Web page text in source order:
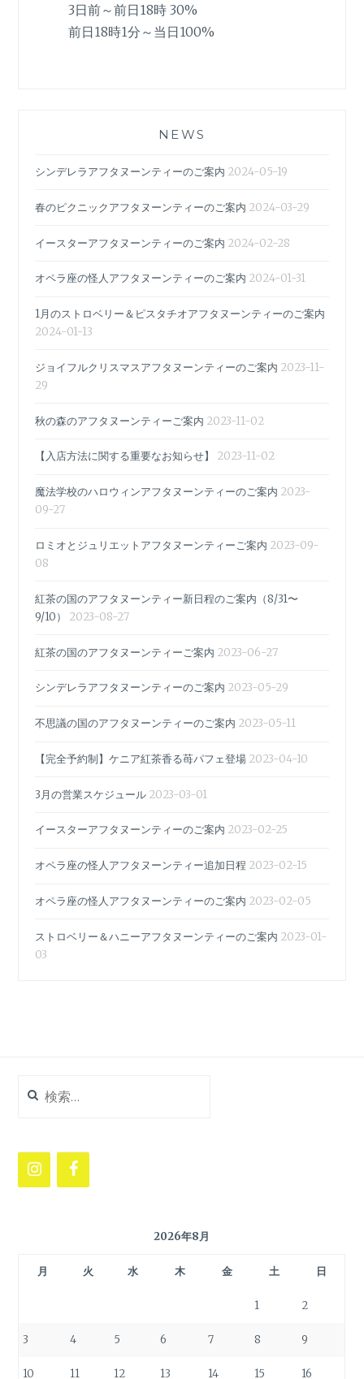
3日前～前日18時 30%
前日18時1分～当日100%
NEWS
シンデレラアフタヌーンティーのご案内 2024-05-19
春のピクニックアフタヌーンティーのご案内 2024-03-29
イースターアフタヌーンティーのご案内 2024-02-28
オペラ座の怪人アフタヌーンティーのご案内 2024-01-31
1月のストロベリー＆ピスタチオアフタヌーンティーのご案内
2024-01-13
ジョイフルクリスマスアフタヌーンティーのご案内 2023-11-
29
秋の森のアフタヌーンティーご案内 2023-11-02
【入店方法に関する重要なお知らせ】 2023-11-02
魔法学校のハロウィンアフタヌーンティーのご案内 2023-
09-27
ロミオとジュリエットアフタヌーンティーご案内 2023-09-
08
紅茶の国のアフタヌーンティー新日程のご案内（8/31〜
9/10）
2023-08-27
紅茶の国のアフタヌーンティーご案内 2023-06-27
シンデレラアフタヌーンティーのご案内 2023-05-29
不思議の国のアフタヌーンティーのご案内 2023-05-11
【完全予約制】ケニア紅茶香る苺パフェ登場 2023-04-10
3月の営業スケジュール 2023-03-01
イースターアフタヌーンティーのご案内 2023-02-25
オペラ座の怪人アフタヌーンティー追加日程 2023-02-15
オペラ座の怪人アフタヌーンティーのご案内 2023-02-05
ストロベリー＆ハニーアフタヌーンティーのご案内 2023-01-
03
索:
2026年8月
月 火 水 木 金 土 日
1 2
3 4 5 6 7 8 9
10 11 12 13 14 15 16